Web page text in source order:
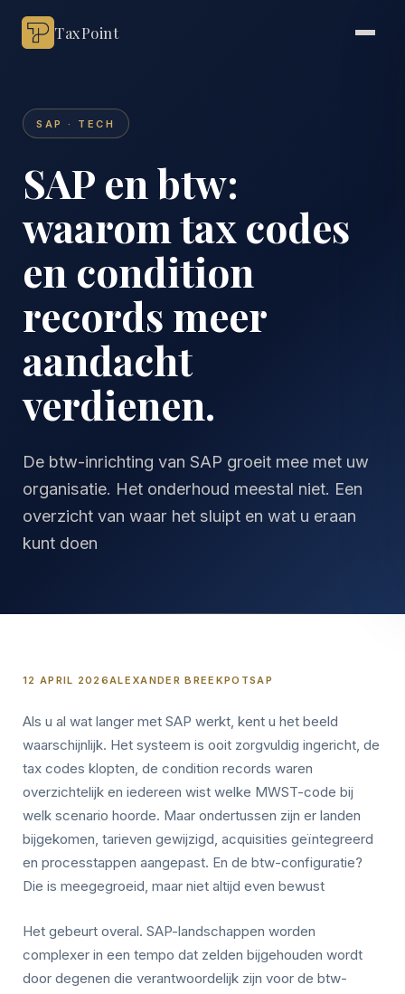
TaxPoint
SAP · TECH
SAP en btw:
waarom tax codes
en condition
records meer
aandacht
verdienen.
De btw-inrichting van SAP groeit mee met uw
organisatie. Het onderhoud meestal niet. Een
overzicht van waar het sluipt en wat u eraan
kunt doen
12 APRIL 2026ALEXANDER BREEKPOTSAP
Als u al wat langer met SAP werkt, kent u het beeld
waarschijnlijk. Het systeem is ooit zorgvuldig ingericht, de
tax codes klopten, de condition records waren
overzichtelijk en iedereen wist welke MWST-code bij
welk scenario hoorde. Maar ondertussen zijn er landen
bijgekomen, tarieven gewijzigd, acquisities geïntegreerd
en processtappen aangepast. En de btw-configuratie?
Die is meegegroeid, maar niet altijd even bewust
Het gebeurt overal. SAP-landschappen worden
complexer in een tempo dat zelden bijgehouden wordt
door degenen die verantwoordelijk zijn voor de btw-